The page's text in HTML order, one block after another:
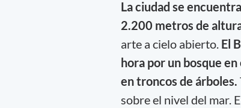
La ciudad se
2.200 metros de
arte a cielo abierto. El
hora por un bosque
en troncos de árboles.
sobre el nivel del mar.